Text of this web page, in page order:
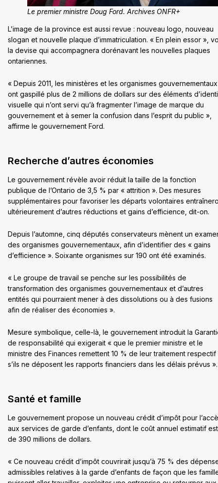
Le premier ministre Doug Ford. Archives ONFR+
L’image de la province est aussi revue : nouveau logo, nouveau
slogan et nouvelle plaque d’immatriculation. « En plein essor »,
la devise qui accompagnera dorénavant les nouvelles plaques
ontariennes.
« Depuis 2011, les ministères et les organismes gouvernementaux
ont gaspillé plus de 2 millions de dollars sur des éléments
visuelle qui n’ont servi qu’à fragmenter l’image de marque du
gouvernement et à semer la confusion dans l’esprit du public »,
affirme le gouvernement Ford.
Recherche d’autres économies
Le gouvernement révèle avoir réduit la taille de la fonction
publique de l’Ontario de 3,5 % par « attrition ». Des mesures
supplémentaires pour favoriser les départs volontaires
ultérieurement d’autres réductions et gains d’efficience, dit-on.
Depuis l’automne, cinq députés conservateurs mènent un
des organismes gouvernementaux, afin d’identifier des « gains
d’efficience ». Soixante organismes sur 190 ont été examinés.
« Le groupe de travail se penche sur les possibilités de
transformation des organismes gouvernementaux et d’autres
entités qui pourraient mener à des dissolutions ou à des fusions
afin de réaliser des économies ».
Mesure symbolique, celle-là, le gouvernement introduit la
de responsabilité qui exigerait « que le premier ministre et le
ministre des Finances remettent 10 % de leur traitement respectif
s’ils ne déposent les rapports financiers dans les délais prévus
Santé et famille
Le gouvernement propose un nouveau crédit d’impôt pour
aux services de garde d’enfants, dont le coût annuel estimatif est
de 390 millions de dollars.
« Ce nouveau crédit d’impôt couvrirait jusqu’à 75 % des
admissibles relatives à la garde d’enfants de façon que les